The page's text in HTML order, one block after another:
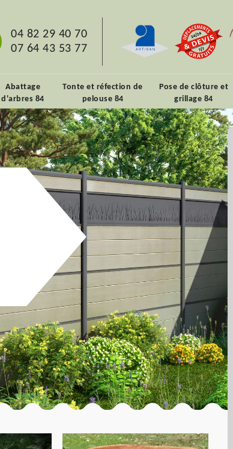
04 82 29 40 70
07 64 43 53 77
Abattage
d'arbres 84
Tonte et réfection de
pelouse 84
Pose de clôture et
grillage 84